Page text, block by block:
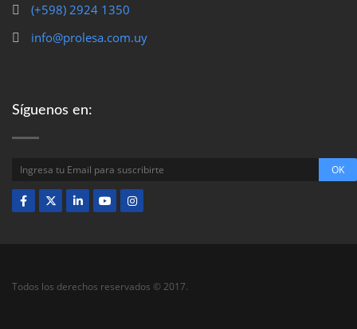
(+598) 2924 1350
info@prolesa.com.uy
Síguenos en:
Todos los derechos reservados © 2017.